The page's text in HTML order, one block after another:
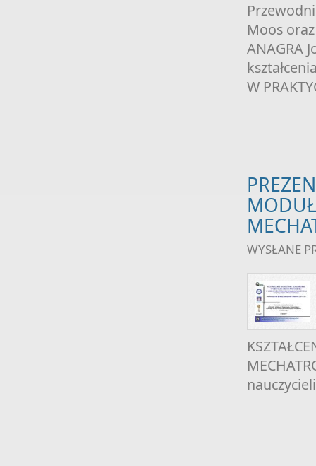
Moos
ANAGRA
W
WYSŁANE